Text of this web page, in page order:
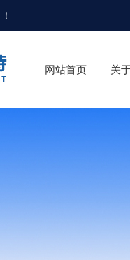
！
网站首页 关